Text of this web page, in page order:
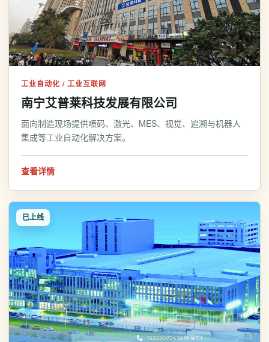
工业自动化 / 工业互联网
南宁艾普莱科技发展有限公司
面向制造现场提供喷码、激光、MES、视觉、追溯与机器人
集成等工业自动化解决方案。
查看详情
已上线